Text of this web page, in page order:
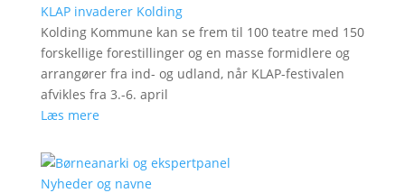
KLAP invaderer Kolding
Kolding Kommune kan se frem til 100 teatre med 150
forskellige forestillinger og en masse formidlere og
arrangører fra ind- og udland, når KLAP-festivalen
afvikles fra 3.-6. april
Læs mere
Nyheder og navne